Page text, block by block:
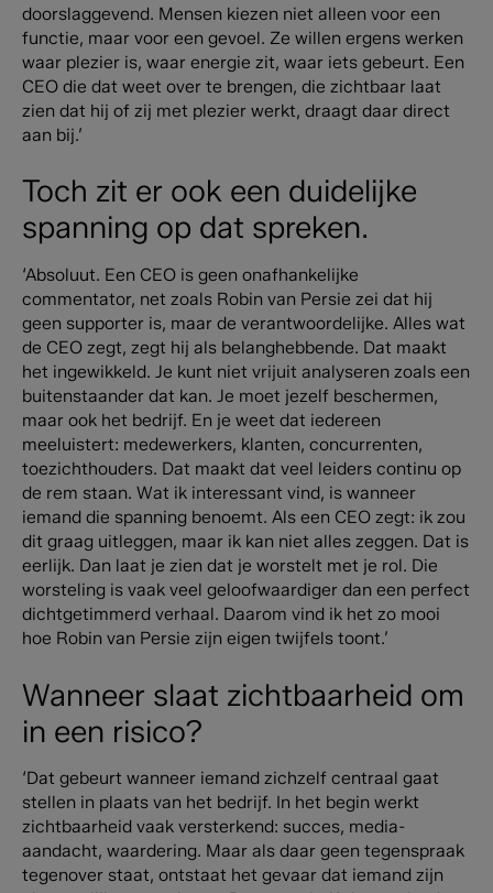
doorslaggevend. Mensen kiezen niet alleen voor een
functie, maar voor een gevoel. Ze willen ergens werken
waar plezier is, waar energie zit, waar iets gebeurt. Een
CEO die dat weet over te brengen, die zichtbaar laat
zien dat hij of zij met plezier werkt, draagt daar direct
aan bij.’
Toch zit er ook een duidelijke
spanning op dat spreken.
‘Absoluut. Een CEO is geen onafhankelijke
commentator, net zoals Robin van Persie zei dat hij
geen supporter is, maar de verantwoordelijke. Alles wat
de CEO zegt, zegt hij als belanghebbende. Dat maakt
het ingewikkeld. Je kunt niet vrijuit analyseren zoals een
buitenstaander dat kan. Je moet jezelf beschermen,
maar ook het bedrijf. En je weet dat iedereen
meeluistert: medewerkers, klanten, concurrenten,
toezichthouders. Dat maakt dat veel leiders continu op
de rem staan. Wat ik interessant vind, is wanneer
iemand die spanning benoemt. Als een CEO zegt: ik zou
dit graag uitleggen, maar ik kan niet alles zeggen. Dat is
eerlijk. Dan laat je zien dat je worstelt met je rol. Die
worsteling is vaak veel geloofwaardiger dan een perfect
dichtgetimmerd verhaal. Daarom vind ik het zo mooi
hoe Robin van Persie zijn eigen twijfels toont.’
Wanneer slaat zichtbaarheid om
in een risico?
‘Dat gebeurt wanneer iemand zichzelf centraal gaat
stellen in plaats van het bedrijf. In het begin werkt
zichtbaarheid vaak versterkend: succes, media-
aandacht, waardering. Maar als daar geen tegenspraak
tegenover staat, ontstaat het gevaar dat iemand zijn